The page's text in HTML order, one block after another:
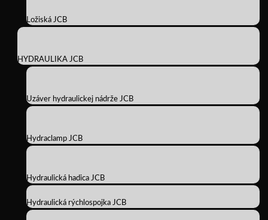
Ložiská JCB
HYDRAULIKA JCB
Uzáver hydraulickej nádrže JCB
Hydraclamp JCB
Hydraulická hadica JCB
Hydraulická rýchlospojka JCB